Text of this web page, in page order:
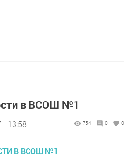
в ВСОШ №1
- 13:58 754 0 0